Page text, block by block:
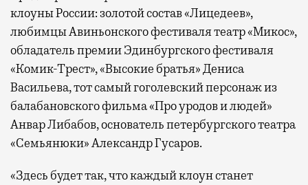
клоуны России: золотой состав «Лицедеев»,
любимцы Авиньонского фестиваля театр «Микос»,
обладатель премии Эдинбургского фестиваля
«Комик-Трест», «Высокие братья» Дениса
Васильева, тот самый гоголевский персонаж из
балабановского фильма «Про уродов и людей»
Анвар Либабов, основатель петербургского театра
«Семьянюки» Александр Гусаров.
«Здесь будет так, что каждый клоун станет